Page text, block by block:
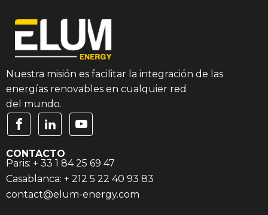
Nuestra misión es facilitar la integración de las
energías renovables en cualquier red
del mundo.
CONTACTO
Paris: + 33 1 84 25 69 47
Casablanca: + 212 5 22 40 93 83
contact@elum-energy.com